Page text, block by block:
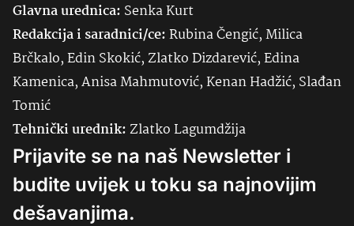
Glavna urednica: SenkaKurt
Redakcija i saradnici/ce:Rubina Čengić, Milica
Brčkalo, Edin Skokić, Zlatko Dizdarević, Edina
Kamenica, Anisa Mahmutović, Kenan Hadžić, Slađan
Tomić
Tehnički urednik:Zlatko Lagumdžija
Prijavite se na naš Newsletter i
budite uvijek u toku sa najnovijim
dešavanjima.